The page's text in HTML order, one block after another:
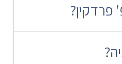
פרדקין?